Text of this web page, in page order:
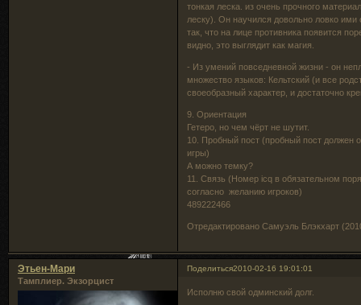
тонкая леска. из очень прочного
леску). Он научился довольно ловко
так, что на лице противника появится
видно, это выглядит как магия.
- Из умений повседневной жизни - он
множество языков: Кельтский (и все
своеобразный характер, и достаточно
9. Ориентация
Гетеро, но чем чёрт не шутит.
10. Пробный пост (пробный пост должен
игры)
А можно темку?
11. Связь (Номер icq в обязательном
согласно желанию игроков)
489222466
Отредактировано Самуэль Блэкхарт
Поделиться2010-02-16 19:01:01
Этьен-Мари
Тамплиер. Экзорцист
Исполню свой одминский долг.